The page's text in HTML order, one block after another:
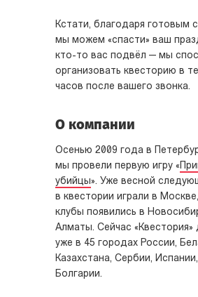
Кстати, благодаря готовым
мы можем «спасти» ваш
кто-то вас подвёл — мы
организовать квесторию в
часов после вашего звонка.
О компании
Осенью 2009 года в
мы провели первую игру «
убийцы». Уже весной
в квестории играли в
клубы появились в
Алматы. Сейчас «Квестория»
уже в 45 городах России,
Казахстана, Сербии,
Болгарии.